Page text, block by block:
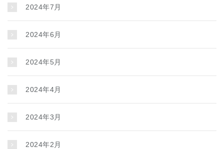
2024年7月
2024年6月
2024年5月
2024年4月
2024年3月
2024年2月